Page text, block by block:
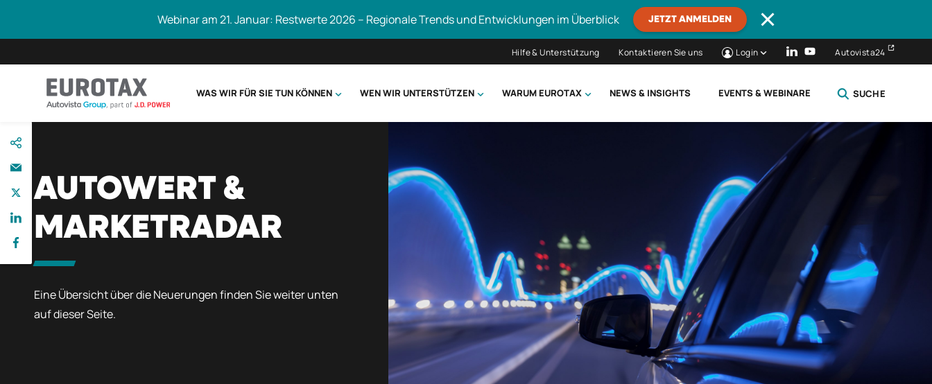
zum
Inhalt
Webinar am 21. Januar: Restwerte 2026 – Regionale Trends und Entwicklungen im Überblick JETZT ANMELDEN
Hilfe & Unterstützung Kontaktieren Sie uns Login Autovista24
WAS WIR FÜR SIE TUN KÖNNEN WEN WIR UNTERSTÜTZEN WARUM EUROTAX NEWS & INSIGHTS EVENTS & WEBINARE SUCHE
SCHLIESSEN
AUTOWERT &
MARKETRADAR
Eine Übersicht über die Neuerungen finden Sie weiter unten
auf dieser Seite.